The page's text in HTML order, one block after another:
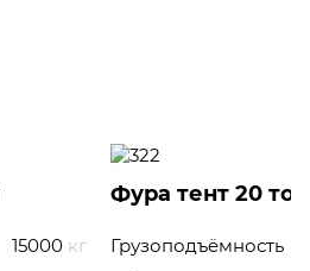
15000 кг
Фура тент 20
Грузоподъёмность